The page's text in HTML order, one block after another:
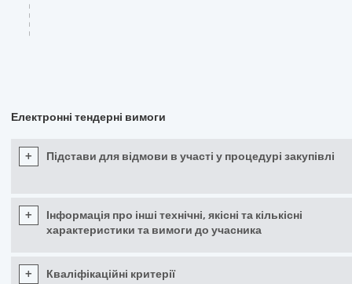
Електронні тендерні вимоги
+ Підстави для відмови в участі у процедурі закупівлі
+
Інформація про інші технічні, якісні та кількісні
характеристики та вимоги до учасника
+ Кваліфікаційні критерії